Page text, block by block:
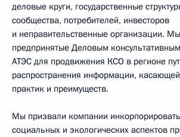
деловые круги, государственные
сообщества, потребителей, инвесторов
и неправительственные организации.
предпринятые Деловым
АТЭС для продвижения КСО в регионе
распространения информации,
практик и преимуществ.
Мы призвали компании
социальных и экологических аспектов